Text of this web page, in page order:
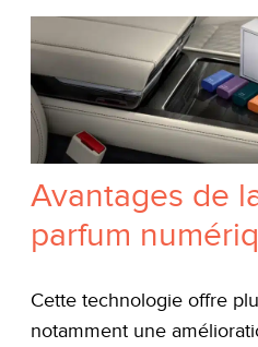
Avantages de
parfum
Cette technologie offre
notamment une